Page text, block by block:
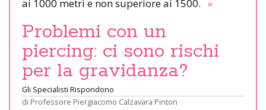
ai 1000 metri e non superiore ai 1500. »
Problemi con un
piercing: ci sono rischi
per la gravidanza?
Gli Specialisti Rispondono
di Professore Piergiacomo Calzavara Pinton